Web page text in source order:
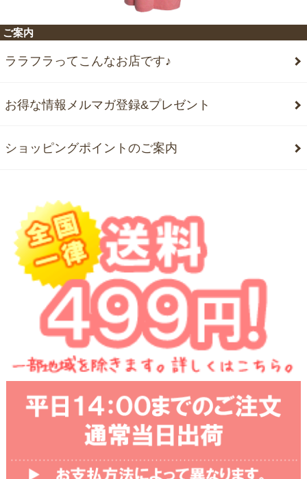
ご案内
ララフラってこんなお店です♪
お得な情報メルマガ登録&プレゼント
ショッピングポイントのご案内